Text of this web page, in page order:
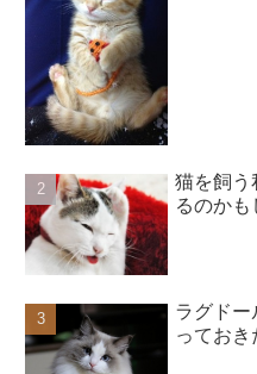
猫を飼う
るのか
ラグドー
ってお